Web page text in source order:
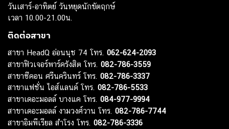
วันเสาร์-อาทิตย์ วันหยุดนักขัตฤกษ์
เวลา 10.00-21.00น.
ติดต่อสาขา
สาขา HeadQ อ่อนนุช 74 โทร. 062-624-2093
สาขาฟิวเจอร์พาร์ครังสิต โทร. 082-786-3559
สาขาซีคอน ศรีนครินทร์ โทร. 082-786-3337
สาขาแฟชั่น ไอส์แลนด์ โทร. 082-786-5533
สาขาเดอะมอลล์ บางแค โทร. 084-977-9994
สาขาเดอะมอลล์ งามวงศ์วาน โทร. 082-786-7744
สาขาอิมพีเรียล สำโรง โทร. 082-786-3336